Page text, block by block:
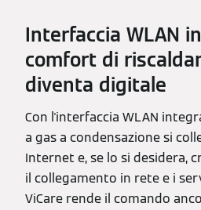
Interfaccia WLAN
comfort di
diventa digitale
Con l'interfaccia WLAN
a gas a condensazione si
Internet e, se lo si desidera,
il collegamento in rete e i
ViCare rende il comando